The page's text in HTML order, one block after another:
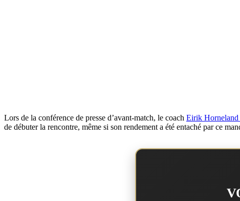
Lors de la conférence de presse d’avant-match, le coach Eirik Horneland
de débuter la rencontre, même si son rendement a été entaché par ce